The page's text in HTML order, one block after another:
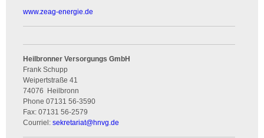
www.zeag-energie.de
Heilbronner Versorgungs GmbH
Frank Schupp
Weipertstraße 41
74076
Heilbronn
Phone 07131 56-3590
Fax: 07131 56-2579
Courriel: sekretariat@hnvg.de